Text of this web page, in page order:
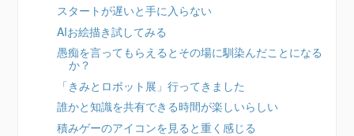
スタートが遅いと手に入らない
AIお絵描き試してみる
愚痴を言ってもらえるとその場に馴染んだことになる
か？
「きみとロボット展」行ってきました
誰かと知識を共有できる時間が楽しいらしい
積みゲーのアイコンを見ると重く感じる